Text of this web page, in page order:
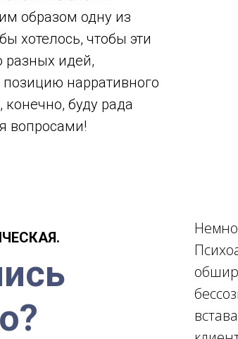
образом одну из
хотелось, чтобы эти
разных идей,
нарративного
буду рада
вопросами!